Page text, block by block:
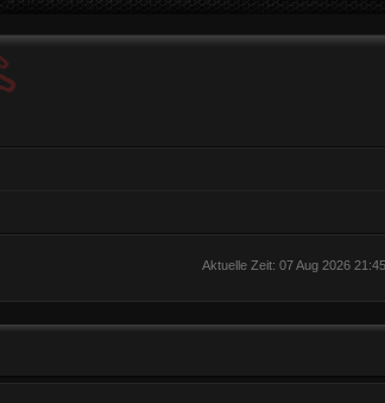
Aktuelle Zeit: 07 Aug 2026 21:45